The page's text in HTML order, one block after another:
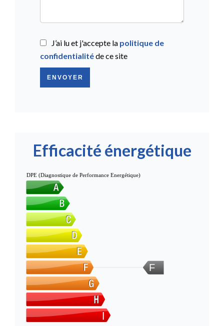
J’ai lu et j'accepte la politique de
confidentialitéde ce site
ENVOYER
Efficacité énergétique
F
DPE (Diagnostique de Performance Energétique)